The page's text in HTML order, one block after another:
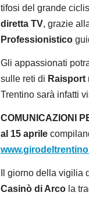
tifosi del grande
diretta TV, grazie
Professionistico
Gli appassionati
sulle reti di Raisport
Trentino sarà infatti
COMUNICAZIONI
al 15 aprile
Il giorno della vigilia
Casinò di Arcola